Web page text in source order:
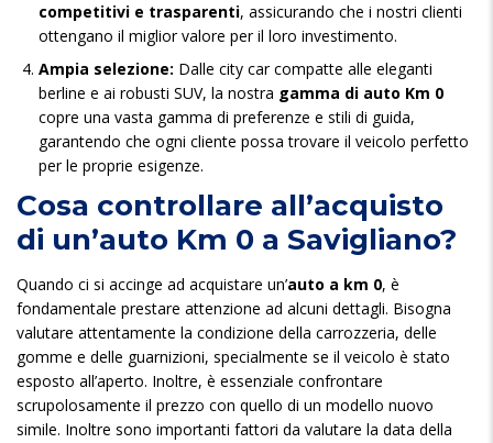
competitivi e trasparenti, assicurando che i nostri clienti
ottengano il miglior valore per il loro investimento.
Ampia selezione: Dalle city car compatte alle eleganti
berline e ai robusti SUV, la nostra gamma di auto Km 0
copre una vasta gamma di preferenze e stili di guida,
garantendo che ogni cliente possa trovare il veicolo perfetto
per le proprie esigenze.
Cosa controllare all’acquisto
di un’auto Km 0 a Savigliano?
Quando ci si accinge ad acquistare un’auto a km 0, è
fondamentale prestare attenzione ad alcuni dettagli. Bisogna
valutare attentamente la condizione della carrozzeria, delle
gomme e delle guarnizioni, specialmente se il veicolo è stato
esposto all’aperto. Inoltre, è essenziale confrontare
scrupolosamente il prezzo con quello di un modello nuovo
simile. Inoltre sono importanti fattori da valutare la data della